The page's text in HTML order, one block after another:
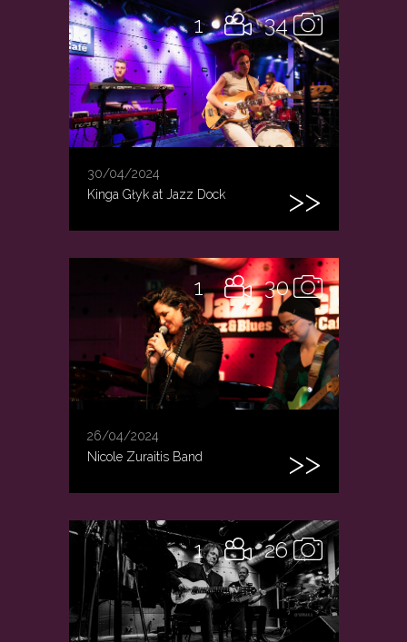
34
1
30/04/2024
Kinga Głyk at Jazz Dock
30
1
26/04/2024
Nicole Zuraitis Band
26
1